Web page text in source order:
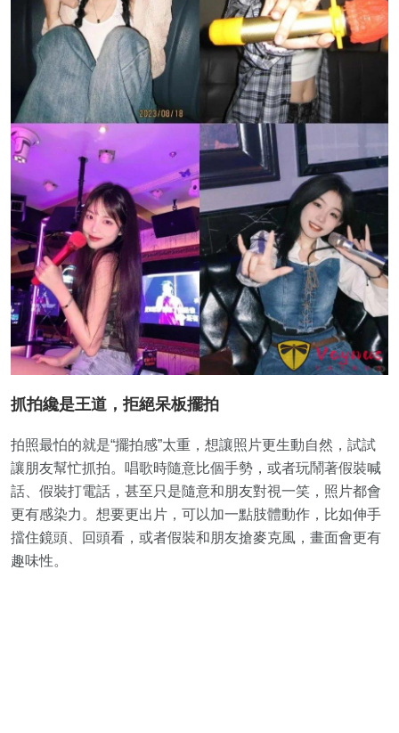
抓拍纔是王道，拒絕呆板擺拍
拍照最怕的就是“擺拍感”太重，想讓照片更生動自然，試試
讓朋友幫忙抓拍。唱歌時隨意比個手勢，或者玩鬧著假裝喊
話、假裝打電話，甚至只是隨意和朋友對視一笑，照片都會
更有感染力。想要更出片，可以加一點肢體動作，比如伸手
擋住鏡頭、回頭看，或者假裝和朋友搶麥克風，畫面會更有
趣味性。